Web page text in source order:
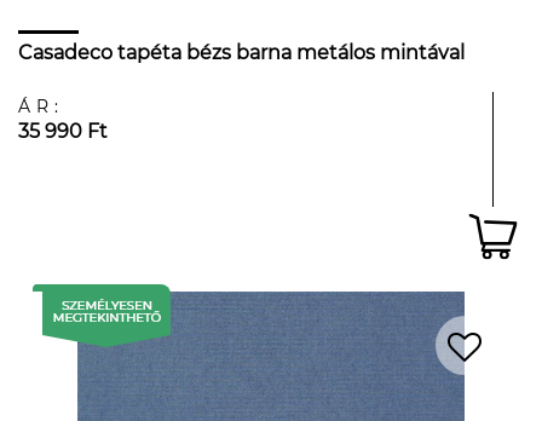
Casadeco tapéta bézs barna metálos mintával
ÁR:
35 990 Ft